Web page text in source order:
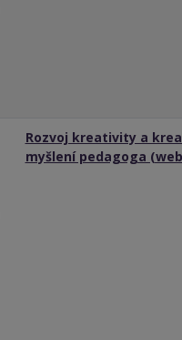
Rozvoj kreativity a
myšlení pedagoga